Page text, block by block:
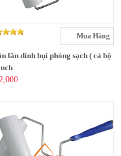
Mua Hàng
lăn dính bụi phòng sạch ( cả bộ